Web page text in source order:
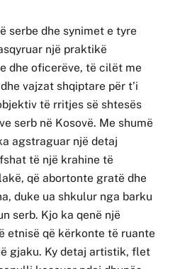
serbe dhe synimet e tyre
një praktikë
dhe oficerëve, të cilët me
vajzat shqiptare për t’i
të rritjes së shtesës
serb në Kosovë. Me shumë
agstraguar një detaj
të një krahine të
që abortonte gratë dhe
duke ua shkulur nga barku
serb. Kjo ka qenë një
etnisë që kërkonte të ruante
gjaku. Ky detaj artistik, flet